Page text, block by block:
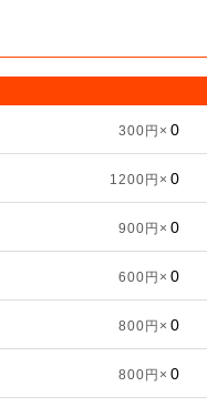
300円×
1200円×
900円×
600円×
800円×
800円×